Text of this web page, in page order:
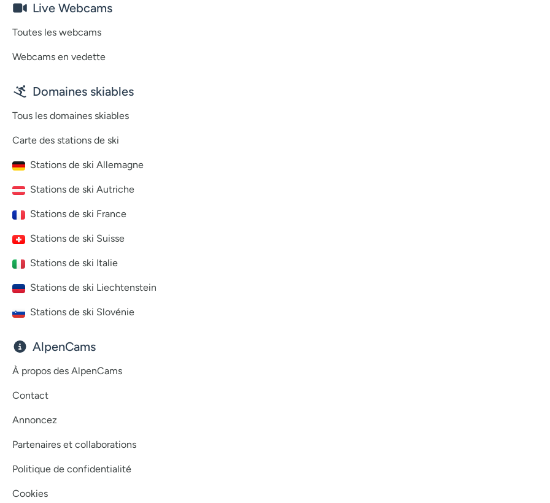
Live Webcams
Toutes les webcams
Webcams en vedette
Domaines skiables
Tous les domaines skiables
Carte des stations de ski
Stations de ski Allemagne
Stations de ski Autriche
Stations de ski France
Stations de ski Suisse
Stations de ski Italie
Stations de ski Liechtenstein
Stations de ski Slovénie
AlpenCams
À propos des AlpenCams
Contact
Annoncez
Partenaires et collaborations
Politique de confidentialité
Cookies